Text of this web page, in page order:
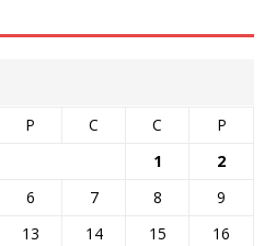
P C C
P
1
2
6 7 8
9
13 14 15
16